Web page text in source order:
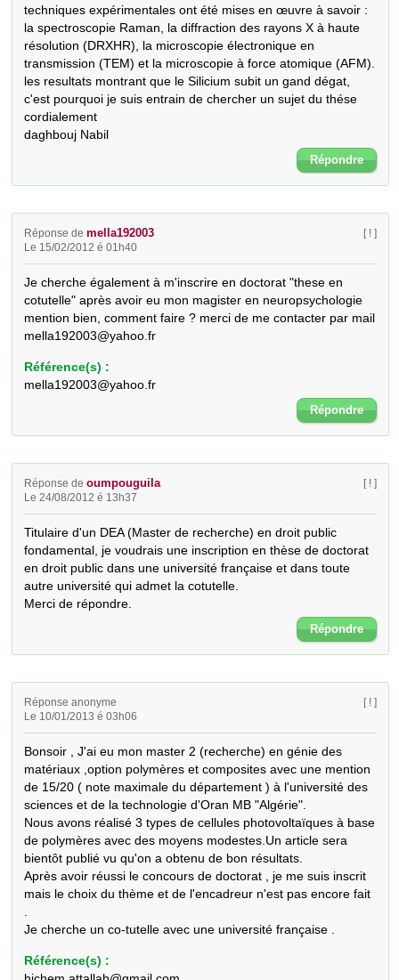
techniques expérimentales ont été mises en œuvre à savoir :
la spectroscopie Raman, la diffraction des rayons X à haute
résolution (DRXHR), la microscopie électronique en
transmission (TEM) et la microscopie à force atomique (AFM).
les resultats montrant que le Silicium subit un gand dégat,
c'est pourquoi je suis entrain de chercher un sujet du thése
cordialement
daghbouj Nabil
Répondre
Réponse demella192003
Le 15/02/2012 é 01h40
[ ! ]
Je cherche également à m'inscrire en doctorat "these en
cotutelle" après avoir eu mon magister en neuropsychologie
mention bien, comment faire ? merci de me contacter par mail
mella192003@yahoo.fr
Référence(s) :
mella192003@yahoo.fr
Répondre
Réponse deoumpouguila
Le 24/08/2012 é 13h37
[ ! ]
Titulaire d'un DEA (Master de recherche) en droit public
fondamental, je voudrais une inscription en thèse de doctorat
en droit public dans une université française et dans toute
autre université qui admet la cotutelle.
Merci de répondre.
Répondre
Réponse anonyme
Le 10/01/2013 é 03h06
[ ! ]
Bonsoir , J'ai eu mon master 2 (recherche) en génie des
matériaux ,option polymères et composites avec une mention
de 15/20 ( note maximale du département ) à l'université des
sciences et de la technologie d'Oran MB "Algérie".
Nous avons réalisé 3 types de cellules photovoltaïques à base
de polymères avec des moyens modestes.Un article sera
bientôt publié vu qu'on a obtenu de bon résultats.
Après avoir réussi le concours de doctorat , je me suis inscrit
mais le choix du thème et de l'encadreur n'est pas encore fait
Je cherche un co-tutelle avec une université française .
Référence(s) :